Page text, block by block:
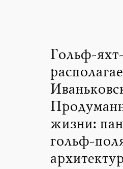
Гольф-
жизни:
гольф-